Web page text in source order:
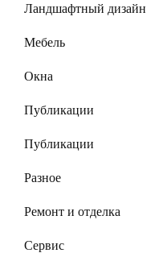
Ландшафтный дизайн
Мебель
Окна
Публикации
Публикации
Разное
Ремонт и отделка
Сервис